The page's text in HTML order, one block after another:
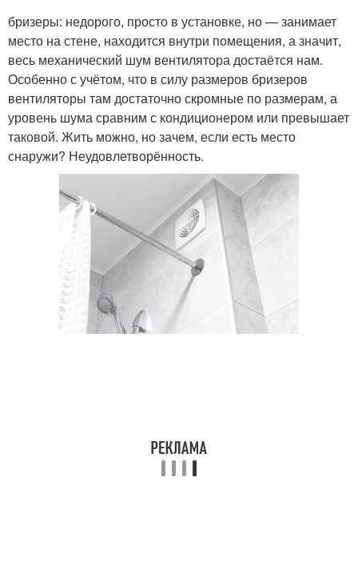
бризеры: недорого, просто в установке, но — занимает
место на стене, находится внутри помещения, а значит,
весь механический шум вентилятора достаётся нам.
Особенно с учётом, что в силу размеров бризеров
вентиляторы там достаточно скромные по размерам, а
уровень шума сравним с кондиционером или превышает
таковой. Жить можно, но зачем, если есть место
снаружи? Неудовлетворённость.